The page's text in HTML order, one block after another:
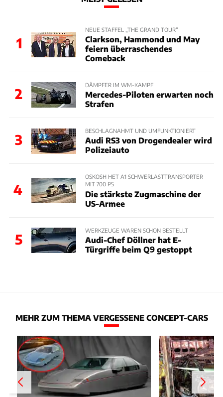
1
NEUE STAFFEL „THE GRAND TOUR“
Clarkson, Hammond und May
feiern überraschendes
Comeback
2
DÄMPFER IM WM-KAMPF
Mercedes-Piloten erwarten noch
Strafen
3
BESCHLAGNAHMT UND UMFUNKTIONIERT
Audi RS3 von Drogendealer wird
Polizeiauto
4
OSKOSH HET A1 SCHWERLASTTRANSPORTER
MIT 700 PS
Die stärkste Zugmaschine der
US-Armee
5
WERKZEUGE WAREN SCHON BESTELLT
Audi-Chef Döllner hat E-
Türgriffe beim Q9 gestoppt
MEHR ZUM THEMA VERGESSENE CONCEPT-CARS